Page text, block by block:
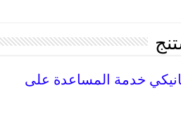
كهربائي ميكانيكي خدمة المساعدة على